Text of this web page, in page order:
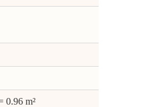
0.96 m²